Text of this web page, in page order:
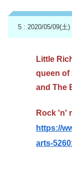
5 : 2020/05/09(土)
Little
queen of
and The
Rock 'n'
https://
arts-